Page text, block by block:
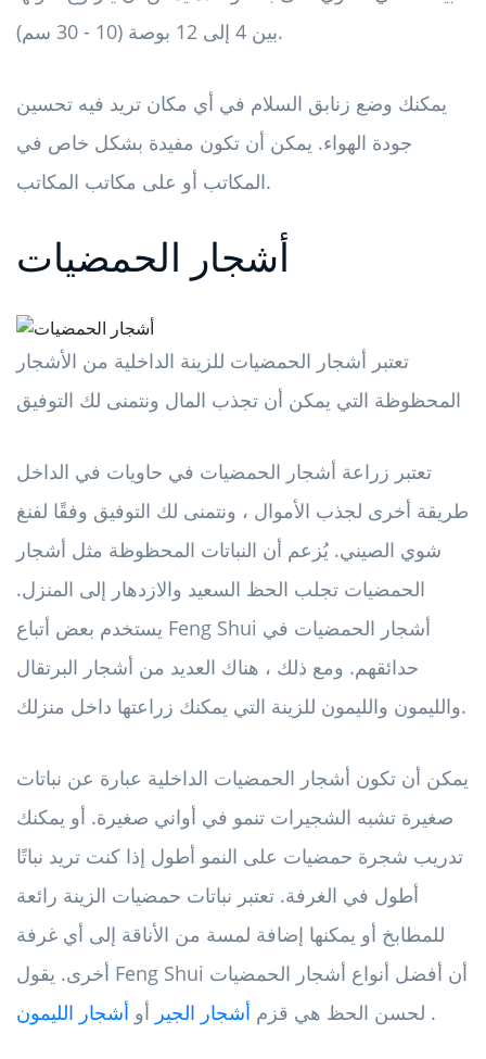
بين 4 إلى 12 بوصة (10 - 30 سم).
يمكنك وضع زنابق السلام في أي مكان تريد فيه تحسين
جودة الهواء. يمكن أن تكون مفيدة بشكل خاص في
المكاتب أو على مكاتب المكاتب.
أشجار الحمضيات
تعتبر أشجار الحمضيات للزينة الداخلية من الأشجار
المحظوظة التي يمكن أن تجذب المال ونتمنى لك التوفيق
تعتبر زراعة أشجار الحمضيات في حاويات في الداخل
طريقة أخرى لجذب الأموال ، ونتمنى لك التوفيق وفقًا لفنغ
شوي الصيني. يُزعم أن النباتات المحظوظة مثل أشجار
الحمضيات تجلب الحظ السعيد والازدهار إلى المنزل.
يستخدم بعض أتباع Feng Shui أشجار الحمضيات في
حدائقهم. ومع ذلك ، هناك العديد من أشجار البرتقال
والليمون والليمون للزينة التي يمكنك زراعتها داخل منزلك.
يمكن أن تكون أشجار الحمضيات الداخلية عبارة عن نباتات
صغيرة تشبه الشجيرات تنمو في أواني صغيرة. أو يمكنك
تدريب شجرة حمضيات على النمو أطول إذا كنت تريد نباتًا
أطول في الغرفة. تعتبر نباتات حمضيات الزينة رائعة
للمطابخ أو يمكنها إضافة لمسة من الأناقة إلى أي غرفة
أخرى. يقول Feng Shui أن أفضل أنواع أشجار الحمضيات
لحسن الحظ هي قزم أشجار الجير أو أشجار الليمون .